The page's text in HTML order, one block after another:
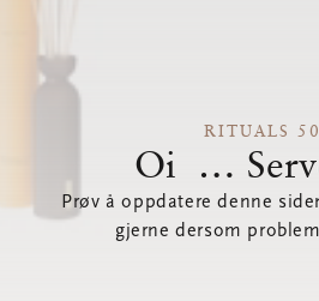
RITUALS
Oi …
Prøv å oppdatere denne
gjerne dersom